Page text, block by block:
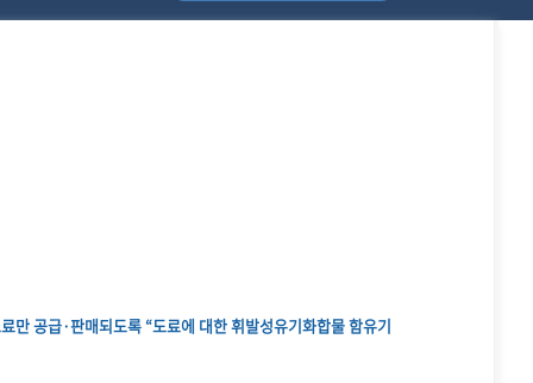
만 공급·판매되도록 “도료에 대한 휘발성유기화합물 함유기